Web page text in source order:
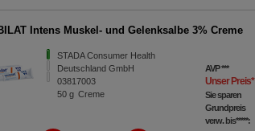
Intens Muskel- und Gelenksalbe 3% Creme
STADA Consumer Health
Deutschland GmbH
03817003
50g Creme
AVP***
Unser Preis*
Sie sparen
Grundpreis
verw. bis*****: